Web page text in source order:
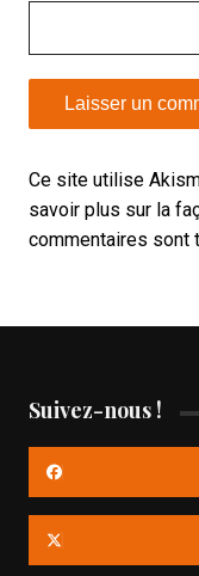
Ce site utilise
savoir plus sur la
commentaires sont
Suivez-nous !